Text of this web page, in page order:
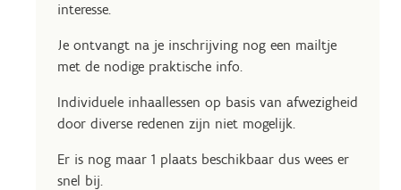
interesse.
Je ontvangt na je inschrijving nog een mailtje
met de nodige praktische info.
Individuele inhaallessen op basis van afwezigheid
door diverse redenen zijn niet mogelijk.
Er is nog maar 1 plaats beschikbaar dus wees er
snel bij.